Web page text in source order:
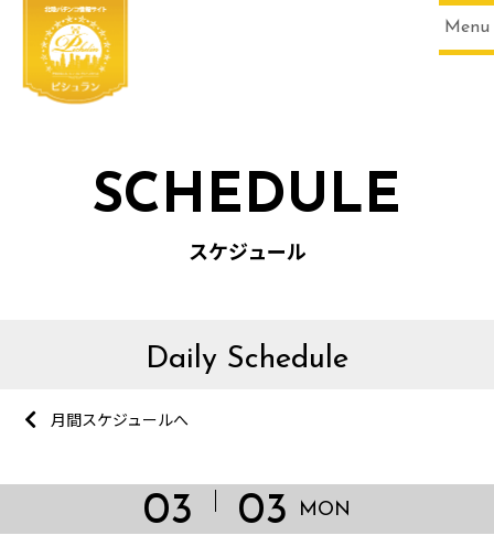
Menu
SCHEDULE
スケジュール
Daily Schedule
月間スケジュールへ
03 03 MON